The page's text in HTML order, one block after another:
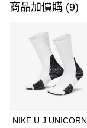
信用卡一次付款
3 期 0 利率 每期
合作金庫商業銀行
華南商業銀行
上海商業儲蓄銀行
Apple Pay
商品加價購 (9)
NIKE U J UNICORN